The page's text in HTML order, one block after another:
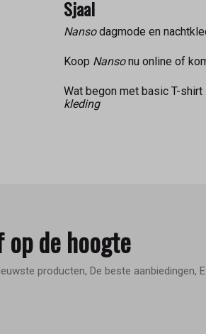
Sjaal
Nansodagmode en
Koop Nansonu online of
Wat begon met basic T-
kleding
de hoogte
producten, De beste aanbiedingen,